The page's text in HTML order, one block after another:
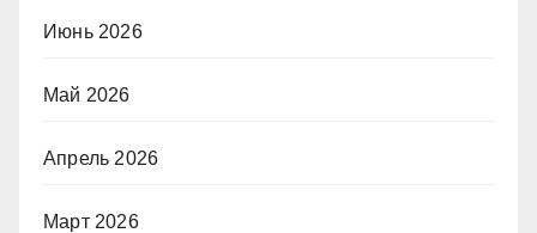
Июнь 2026
Май 2026
Апрель 2026
Март 2026